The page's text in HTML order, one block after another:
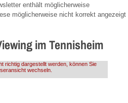
enthält möglicherweise
möglicherweise nicht korrekt angezeigt
im Tennisheim